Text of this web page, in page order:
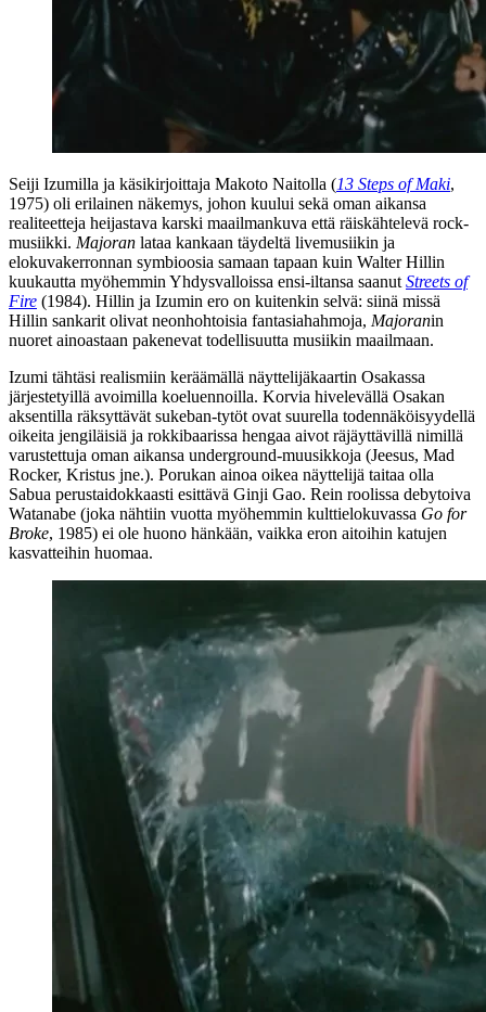
Seiji Izumilla ja käsikirjoittaja Makoto Naitolla (13 Steps of Maki,
1975) oli erilainen näkemys, johon kuului sekä oman aikansa
realiteetteja heijastava karski maailmankuva että räiskähtelevä rock-
musiikki. Majoran lataa kankaan täydeltä livemusiikin ja
elokuvakerronnan symbioosia samaan tapaan kuin Walter Hillin
kuukautta myöhemmin Yhdysvalloissa ensi-iltansa saanut Streets of
Fire (1984). Hillin ja Izumin ero on kuitenkin selvä: siinä missä
Hillin sankarit olivat neonhohtoisia fantasiahahmoja, Majoranin
nuoret ainoastaan pakenevat todellisuutta musiikin maailmaan.
Izumi tähtäsi realismiin keräämällä näyttelijäkaartin Osakassa
järjestetyillä avoimilla koeluennoilla. Korvia hivelevällä Osakan
aksentilla räksyttävät sukeban-tytöt ovat suurella todennäköisyydellä
oikeita jengiläisiä ja rokkibaarissa hengaa aivot räjäyttävillä nimillä
varustettuja oman aikansa underground-muusikkoja (Jeesus, Mad
Rocker, Kristus jne.). Porukan ainoa oikea näyttelijä taitaa olla
Sabua perustaidokkaasti esittävä Ginji Gao. Rein roolissa debytoiva
Watanabe (joka nähtiin vuotta myöhemmin kulttielokuvassa Go for
Broke, 1985) ei ole huono hänkään, vaikka eron aitoihin katujen
kasvatteihin huomaa.